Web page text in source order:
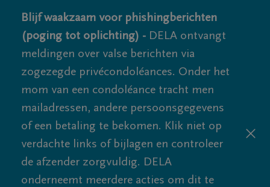
Blijf waakzaam voor phishingberichten
(poging tot oplichting) - DELA ontvangt
meldingen over valse berichten via
zogezegde privécondoléances. Onder het
mom van een condoléance tracht men
mailadressen, andere persoonsgegevens
of een betaling te bekomen. Klik niet op
verdachte links of bijlagen en controleer
de afzender zorgvuldig. DELA
onderneemt meerdere acties om dit te